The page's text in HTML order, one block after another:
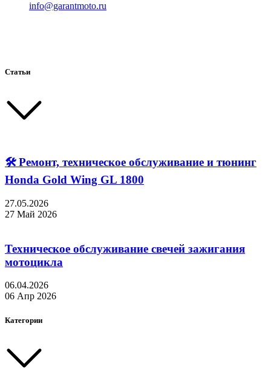
info@garantmoto.ru
Статьи
🛠 Ремонт, техническое обслуживание и тюнинг
Honda Gold Wing GL 1800
27.05.2026
27 Май 2026
Техническое обслуживание свечей зажигания
мотоцикла
06.04.2026
06 Апр 2026
Категории